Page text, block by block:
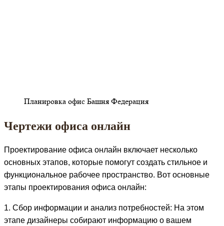
Планировка офис Башня Федерация
Чертежи офиса онлайн
Проектирование офиса онлайн включает несколько
основных этапов, которые помогут создать стильное и
функциональное рабочее пространство. Вот основные
этапы проектирования офиса онлайн:
1. Сбор информации и анализ потребностей: На этом
этапе дизайнеры собирают информацию о вашем